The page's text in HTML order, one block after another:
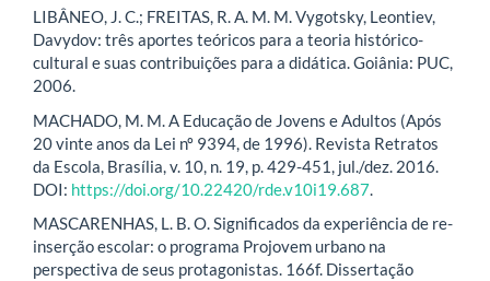
LIBÂNEO, J. C.; FREITAS, R. A. M. M. Vygotsky, Leontiev,
Davydov: três aportes teóricos para a teoria histórico-
cultural e suas contribuições para a didática. Goiânia: PUC,
2006.
MACHADO, M. M. A Educação de Jovens e Adultos (Após
20 vinte anos da Lei nº 9394, de 1996). Revista Retratos
da Escola, Brasília, v. 10, n. 19, p. 429-451, jul./dez. 2016.
DOI: https://doi.org/10.22420/rde.v10i19.687
MASCARENHAS, L. B. O. Significados da experiência de re-
inserção escolar: o programa Projovem urbano na
perspectiva de seus protagonistas. 166f. Dissertação